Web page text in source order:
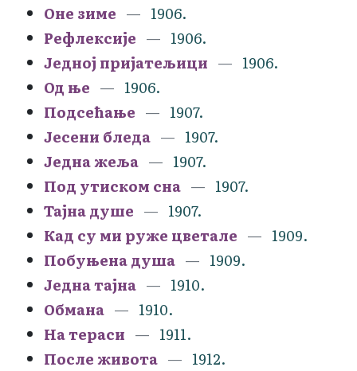
Оне зиме
1906.
Рефлексије
1906.
Једној пријатељици
1906.
Од ње
1906.
Подсећање
1907.
Јесени бледа
1907.
Једна жеља
1907.
Под утиском сна
1907.
Тајна душе
1907.
Кад су ми руже цветале
1909.
Побуњена душа
1909.
Једна тајна
1910.
Обмана
1910.
На тераси
1911.
После живота
1912.